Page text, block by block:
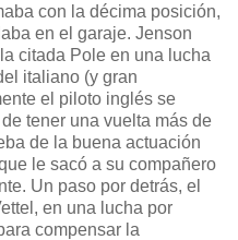
con la décima posición,
en el garaje. Jenson
citada Pole en una lucha
italiano (y gran
el piloto inglés se
tener una vuelta más de
de la buena actuación
le sacó a su compañero
Un paso por detrás, el
en una lucha por
compensar la